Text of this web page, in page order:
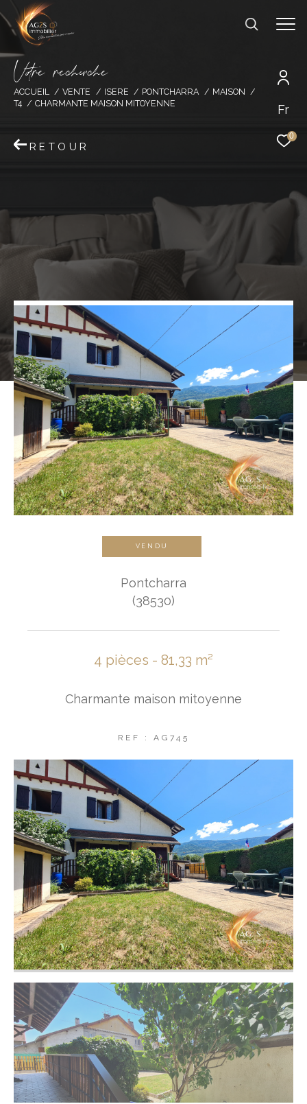
Fr
0
Vore recece
ACCUEIL VENTE ISERE PONTCHARRA
MAISON
T4
CHARMANTE MAISON MITOYENNE
RETOUR
VENDU
Pontcharra
(38530)
4 pièces - 81,33 m²
Charmante maison mitoyenne
REF : AG745